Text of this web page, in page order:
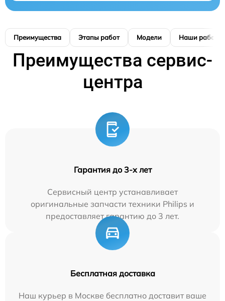
Преимущества Этапы работ Модели Наши работы
Преимущества сервис-
центра
Гарантия до 3-х лет
Сервисный центр устанавливает
оригинальные запчасти техники Philips и
предоставляет гарантию до 3 лет.
Бесплатная доставка
Наш курьер в Москве бесплатно доставит ваше